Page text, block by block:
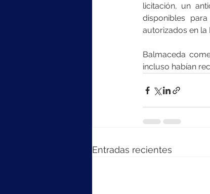
licitación, un
disponibles
autorizados en la
Balmaceda
incluso habían
Entradas recientes